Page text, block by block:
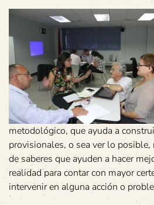
metodológico, que ayuda a
provisionales, o sea ver lo
de saberes que ayuden a hacer
realidad para contar con mayor
intervenir en alguna acción o